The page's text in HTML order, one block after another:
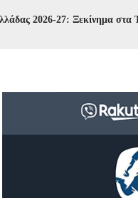
27: Ξεκίνημα στα Τρίκαλα